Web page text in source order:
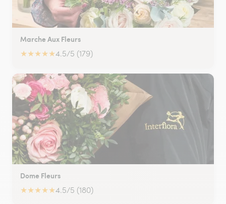
Marche Aux Fleurs
★★★★★4.5/5 (179)
Dome Fleurs
★★★★★4.5/5 (180)